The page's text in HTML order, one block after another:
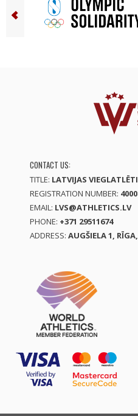
CONTACT US:
TITLE: LATVIJAS
REGISTRATION NUMBER:
EMAIL: LVS@ATHLETICS.LV
PHONE: +371 29511674
ADDRESS: AUGŠIELA 1,